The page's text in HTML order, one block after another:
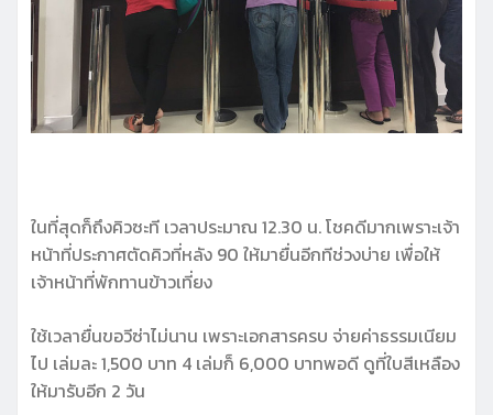
ในที่สุดก็ถึงคิวซะที เวลาประมาณ 12.30 น. โชคดีมากเพราะเจ้า
หน้าที่ประกาศตัดคิวที่หลัง 90 ให้มายื่นอีกทีช่วงบ่าย เพื่อให้
เจ้าหน้าที่พักทานข้าวเที่ยง
ใช้เวลายื่นขอวีซ่าไม่นาน เพราะเอกสารครบ จ่ายค่าธรรมเนียม
ไป เล่มละ 1,500 บาท 4 เล่มก็ 6,000 บาทพอดี ดูที่ใบสีเหลือง
ให้มารับอีก 2 วัน